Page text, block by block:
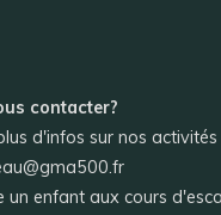
contacter?
d'infos sur nos
un enfant aux cours